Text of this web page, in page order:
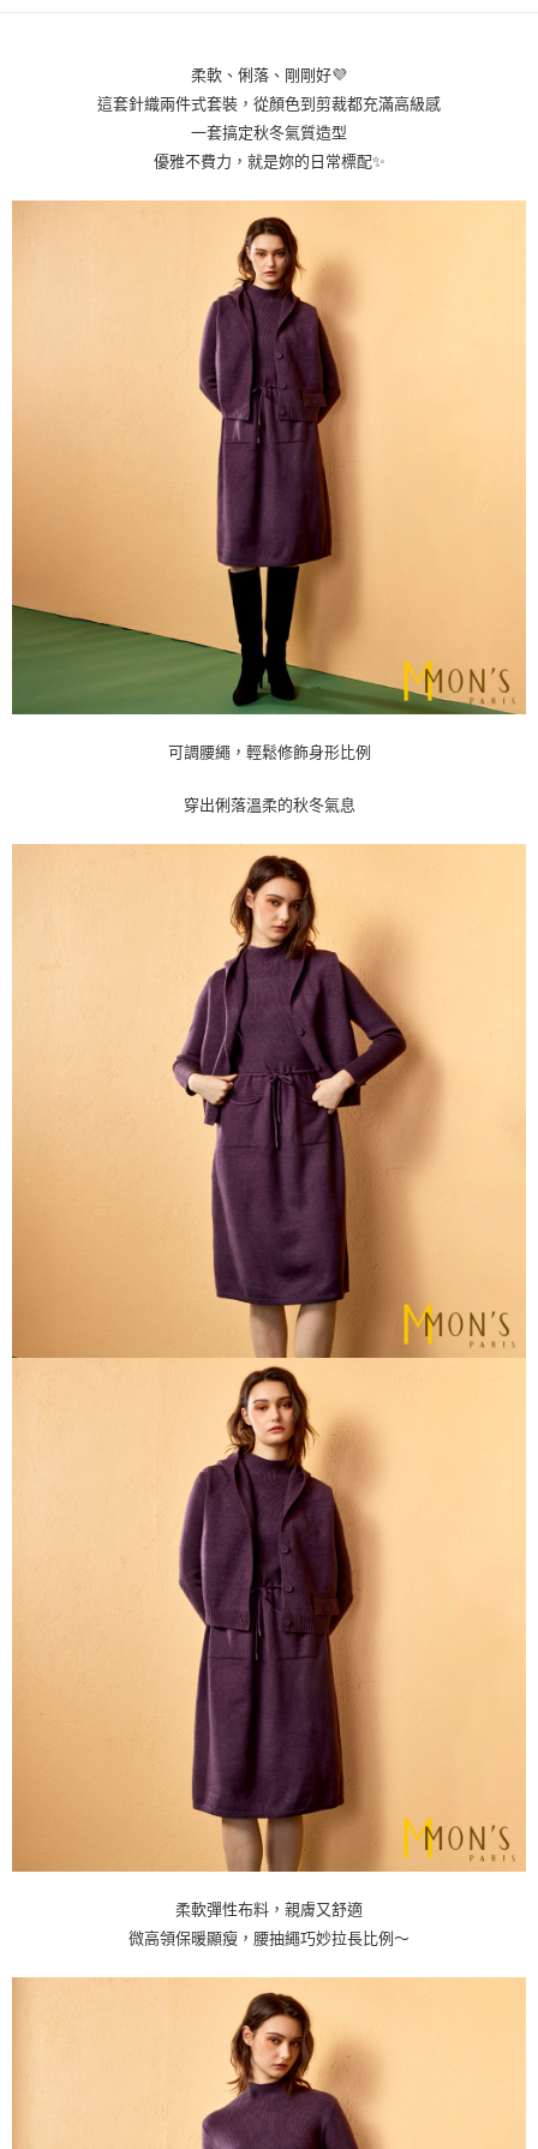
３．安心：先確認商品／服務後，再付款。
１．於結帳方式選擇「AFTEE先享後付」後，將跳轉至「AFTEE先享後付」
結帳頁面，進行簡訊認證並確認金額後，即可完成結帳。
ATM／網路銀行／等多元方式進行付款，方視為交易完成。
※ 請注意：結帳手續完成當下不需立刻繳費，但若您需要取消訂單，請聯絡
購買商品的店家。未經商家同意取消之訂單仍視為有效，需透過AFTEE先享
※ 交易是否成功請以「AFTEE先享後付 」之結帳頁面顯示為準，若有關於
是否繳費成功／繳費後需取消欲退款等相關疑問，請聯繫「AFTEE先享後付
https://netprotections.freshdesk.com/support/home
１．透過由恩沛科技股份有限公司提供之「AFTEE先享後付」服務完成之交
易，需依本服務之必要範圍內提供個人資料，並將交易相關給付款項請求債
權轉讓予恩沛科技股份有限公司。
２．關於個人資料處理事宜，請瀏覽以下網址：
３．未成年的使用者請事先徵得法定代理人或監護人之同意方可使用
「AFTEE先享後付」，若未經同意申辦者引起之損失，本公司不負相關責
４．使用「AFTEE先享後付」時，將依據個別帳號之用戶狀況，依本公司即
時審查核予不同之上限額度；若仍有額度不足之情形，本公司將視審查結果
請求用戶進行身份認證。
５．嚴禁一人註冊多個帳號或使用他人資訊註冊。若發現惡意使用之情形，
恩沛科技股份有限公司將有權停止該用戶之使用額度並採取法律行動。
每筆NT$80，滿NT$1,000(含以上)免運費
付款後全家取貨
每筆NT$80，滿NT$1,000(含以上)免運費
每筆NT$80，滿NT$1,000(含以上)免運費
每筆NT$80，滿NT$1,000(含以上)免運費
每筆NT$100，滿NT$1,000(含以上)免運費
柔軟、俐落、剛剛好💜
這套針織兩件式套裝，從顏色到剪裁都充滿高級感
一套搞定秋冬氣質造型
優雅不費力，就是妳的日常標配✨
可調腰繩，輕鬆修飾身形比例
穿出俐落溫柔的秋冬氣息
柔軟彈性布料，親膚又舒適
微高領保暖顯瘦，腰抽繩巧妙拉長比例～